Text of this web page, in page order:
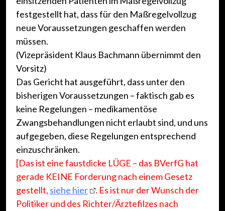
festgestellt hat, dass für den Maßregelvollzug
neue Voraussetzungen geschaffen werden
müssen.
(Vizepräsident Klaus Bachmann übernimmt den
Vorsitz)
Das Gericht hat ausgeführt, dass unter den
bisherigen Voraussetzungen – faktisch gab es
keine Regelungen – medikamentöse
Zwangsbehandlungen nicht erlaubt sind, und uns
aufgegeben, diese Regelungen entsprechend
einzuschränken.
[Das ist eine faustdicke LÜGE – das BVerfG hat
gerade KEINE Forderung nach einem Gesetz
gestellt, siehe hier
. Es ist nur der Wunsch der
Politiker und des Richter/Ärztefilzes nach